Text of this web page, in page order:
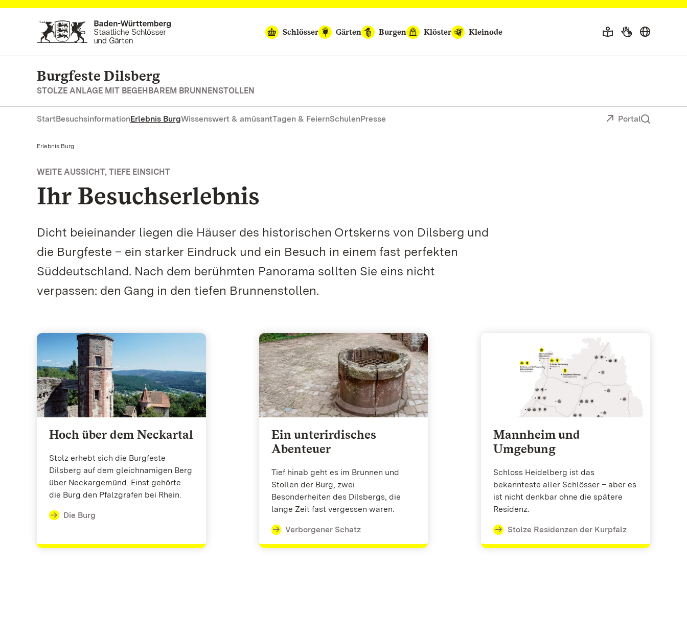
Zum Hauptinhalt springen
Schlösser
Gärten Burgen Klöster Kleinode
Burgfeste Dilsberg
STOLZE ANLAGE MIT BEGEHBAREM BRUNNENSTOLLEN
StartBesuchsinformationErlebnis BurgWissenswert & amüsantTagen & FeiernSchulenPresse Portal
Aktuell:
Erlebnis Burg
WEITE AUSSICHT, TIEFE EINSICHT
Ihr Besuchserlebnis
Dicht beieinander liegen die Häuser des historischen Ortskerns von Dilsberg und
die Burgfeste – ein starker Eindruck und ein Besuch in einem fast perfekten
Süddeutschland. Nach dem berühmten Panorama sollten Sie eins nicht
verpassen: den Gang in den tiefen Brunnenstollen.
Hoch über dem Neckartal
Stolz erhebt sich die Burgfeste
Dilsberg auf dem gleichnamigen Berg
über Neckargemünd. Einst gehörte
die Burg den Pfalzgrafen bei Rhein.
Die Burg
Ein unterirdisches
Abenteuer
Tief hinab geht es im Brunnen und
Stollen der Burg, zwei
Besonderheiten des Dilsbergs, die
lange Zeit fast vergessen waren.
Verborgener Schatz
Mannheim und
Umgebung
Schloss Heidelberg ist das
bekannteste aller Schlösser – aber es
ist nicht denkbar ohne die spätere
Residenz.
Stolze Residenzen der Kurpfalz